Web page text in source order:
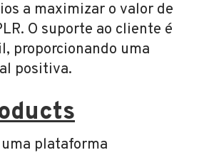
a maximizar o valor de
O suporte ao cliente é
proporcionando uma
positiva.
plataforma